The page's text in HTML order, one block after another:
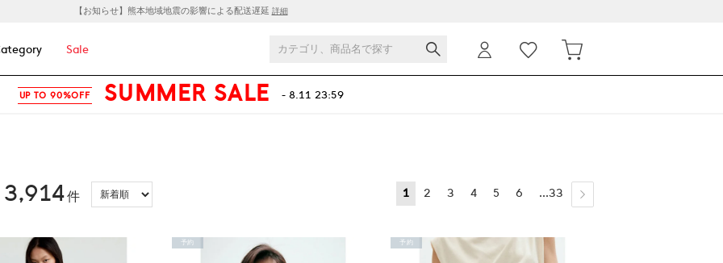
【お知らせ】熊本地域地震の影響による配送遅延 詳細
Sale
UP TO 90%OFF SUMMER SALE - 8.11 23:59
3,914件 1 2 3 4 5 6 ...33
予約 予約